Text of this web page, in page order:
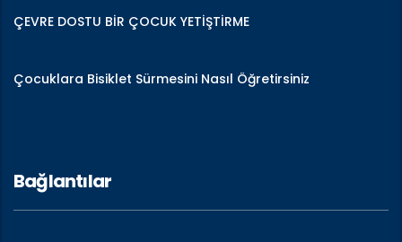
ÇEVRE DOSTU BİR ÇOCUK YETİŞTİRME
Çocuklara Bisiklet Sürmesini Nasıl Öğretirsiniz
Bağlantılar